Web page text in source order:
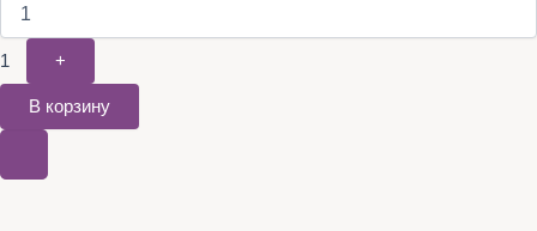
1 +
В корзину